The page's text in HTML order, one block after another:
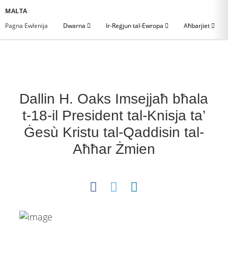
MALTA
Paġna Ewlenija
Dwarna Ir-Reġjun tal-Ewropa Aħbarjiet
Dallin H. Oaks Imsejjaħ bħala
t-18-il President tal-Knisja ta’
Ġesù Kristu tal-Qaddisin tal-
Aħħar Żmien